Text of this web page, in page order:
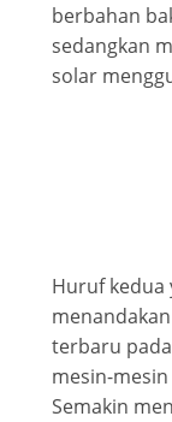
berbahan
sedangkan
solar
Huruf kedua
terbaru
mesin-
Semakin